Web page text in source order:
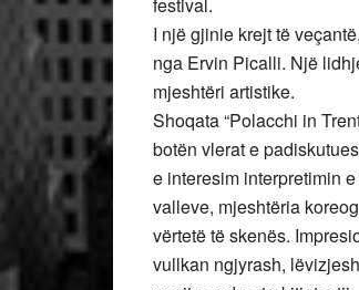
I një gjinie krejt të
nga Ervin Picalli. Një
mjeshtëri artistike.
Shoqata “Polacchi in
botën vlerat e
e interesim interpretimin
valleve, mjeshtëria
vërtetë të skenës.
vullkan ngjyrash,